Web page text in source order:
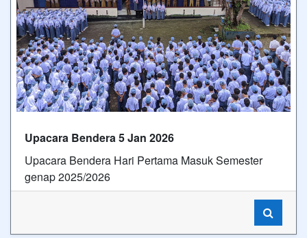
Upacara Bendera 5 Jan 2026
Upacara Bendera Hari Pertama Masuk Semester
genap 2025/2026